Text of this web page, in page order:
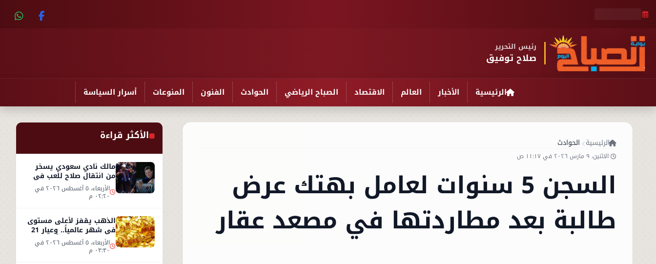
رئيس التحرير
صلاح توفيق
الرئيسية الأخبار العالم الاقتصاد الصباح الرياضي الحوادث الفنون المنوعات أسرار السياسة
الرئيسية الحوادث
الاثنين، ٩ مارس ٢٠٢٦ في ١١:١٧ ص
السجن 5 سنوات لعامل بهتك عرض
طالبة بعد مطاردتها في مصعد عقار
الأكثر قراءة
مالك نادي سعودي يسخر
من انتقال صلاح للعب في
تركيا ورفضه روشن الأربعاء، ٥ أغسطس ٢٠٢٦ في
٠٢:٢٠ م
الذهب يقفز لأعلى مستوى
في شهر عالمياً.. وعيار 21
يسجل 5930 جنيهاً الأربعاء، ٥ أغسطس ٢٠٢٦ في
٠٣:٣٠ م